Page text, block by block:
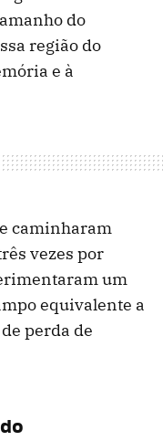
do
região do
e à
caminharam
vezes por
um
equivalente a
perda de